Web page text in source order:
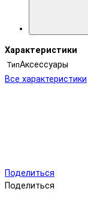
Характеристики
ТипАксессуары
Все характеристики
Поделиться
Поделиться